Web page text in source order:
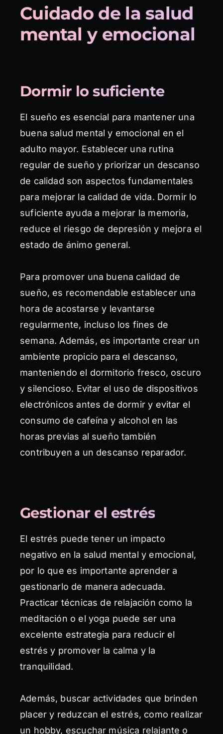
Cuidado de la salud
mental y emocional
Dormir lo suficiente
El sueño es esencial para mantener una
buena salud mental y emocional en el
adulto mayor. Establecer una rutina
regular de sueño y priorizar un descanso
de calidad son aspectos fundamentales
para mejorar la calidad de vida. Dormir lo
suficiente ayuda a mejorar la memoria,
reduce el riesgo de depresión y mejora el
estado de ánimo general.
Para promover una buena calidad de
sueño, es recomendable establecer una
hora de acostarse y levantarse
regularmente, incluso los fines de
semana. Además, es importante crear un
ambiente propicio para el descanso,
manteniendo el dormitorio fresco, oscuro
y silencioso. Evitar el uso de dispositivos
electrónicos antes de dormir y evitar el
consumo de cafeína y alcohol en las
horas previas al sueño también
contribuyen a un descanso reparador.
Gestionar el estrés
El estrés puede tener un impacto
negativo en la salud mental y emocional,
por lo que es importante aprender a
gestionarlo de manera adecuada.
Practicar técnicas de relajación como la
meditación o el yoga puede ser una
excelente estrategia para reducir el
estrés y promover la calma y la
tranquilidad.
Además, buscar actividades que brinden
placer y reduzcan el estrés, como realizar
un hobby, escuchar música relajante o